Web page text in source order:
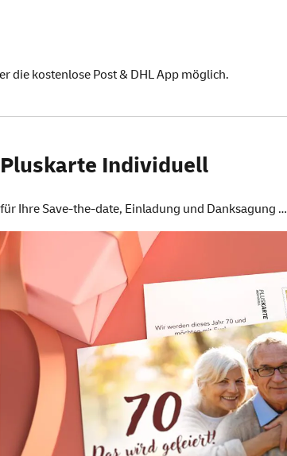
diekostenlose Post & DHLApp möglich.
Pluskarte Individuell
für IhreSave-the-date, Einladung und Danksagung …